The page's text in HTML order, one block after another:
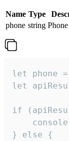
Name Type
phone string
let phone =
let
if
} else {